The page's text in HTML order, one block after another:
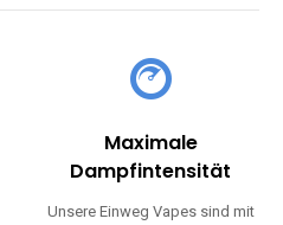
Maximale
Dampfintensität
Unsere Einweg Vapes sind mit